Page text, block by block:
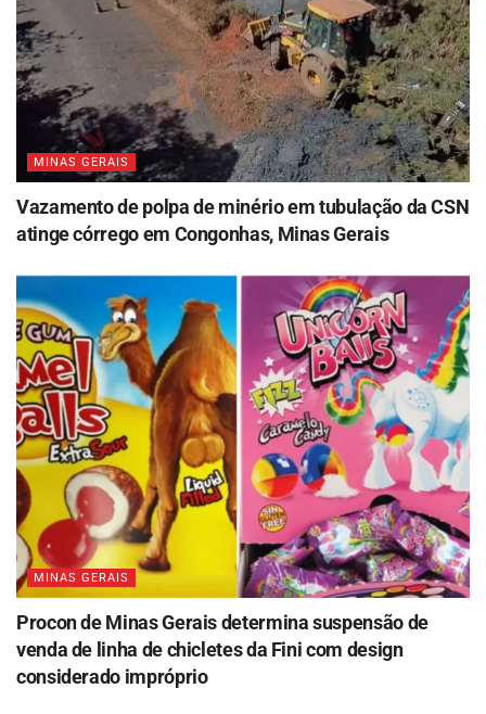
MINAS GERAIS
Vazamento de polpa de minério em tubulação da CSN
atinge córrego em Congonhas, Minas Gerais
MINAS GERAIS
Procon de Minas Gerais determina suspensão de
venda de linha de chicletes da Fini com design
considerado impróprio